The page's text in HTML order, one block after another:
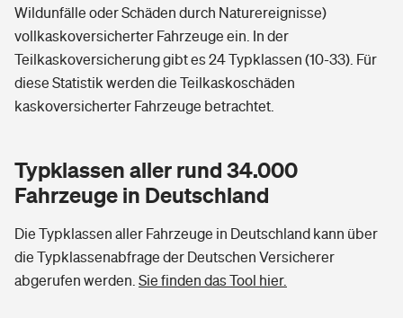
Wildunfälle oder Schäden durch Naturereignisse)
vollkaskoversicherter Fahrzeuge ein. In der
Teilkaskoversicherung gibt es 24 Typklassen (10-33). Für
diese Statistik werden die Teilkaskoschäden
kaskoversicherter Fahrzeuge betrachtet.
Typklassen aller rund 34.000
Fahrzeuge in Deutschland
Die Typklassen aller Fahrzeuge in Deutschland kann über
die Typklassenabfrage der Deutschen Versicherer
abgerufen werden. Sie finden das Tool hier.